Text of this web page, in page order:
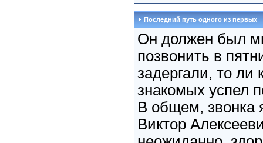
Последний путь одного из первых
Он должен был
позвонить в
задергали, то ли
знакомых успел
В общем, звонка
Виктор